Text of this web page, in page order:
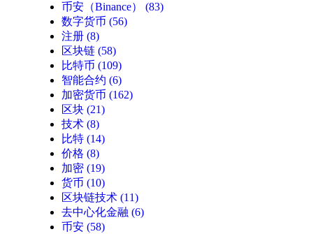
币安（Binance）
(83)
数字货币 (56)
注册 (8)
区块链 (58)
比特币 (109)
智能合约 (6)
加密货币 (162)
区块 (21)
技术 (8)
比特 (14)
价格 (8)
加密 (19)
货币 (10)
区块链技术 (11)
去中心化金融 (6)
币安 (58)